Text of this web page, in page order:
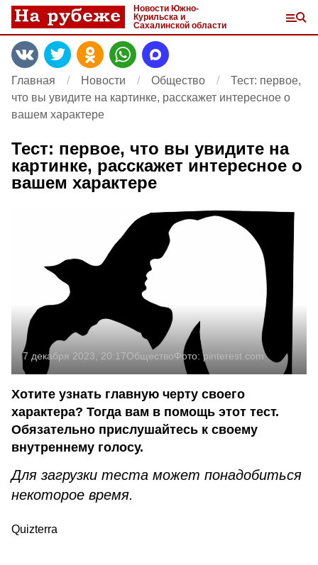
Новости Южно-
Курильска и
Сахалинской области
Главная Новости Общество
Тест: первое,
что вы увидите на картинке, расскажет интересное о
вашем характере
Тест: первое, что вы увидите на
картинке, расскажет интересное о
вашем характере
7 декабря 2023, 20:17ОбществоФото:pinterest.com
Хотите узнать главную черту своего
характера? Тогда вам в помощь этот тест.
Обязательно прислушайтесь к своему
внутреннему голосу.
Для загрузки теста может понадобиться
некоторое время.
Quizterra